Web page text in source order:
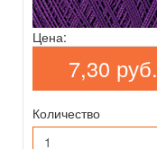
Цена:
7,30 руб.
Количество